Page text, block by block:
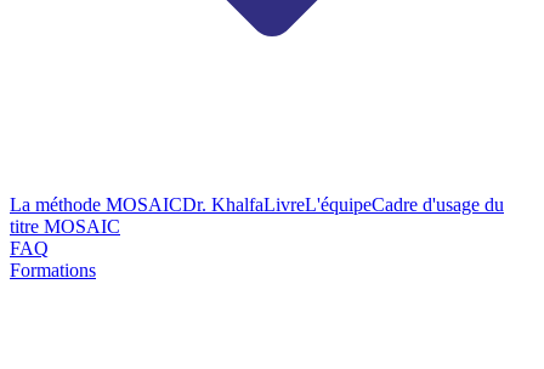
La méthode MOSAICDr. KhalfaLivreL'équipeCadre d'usage du
titre MOSAIC
FAQ
Formations